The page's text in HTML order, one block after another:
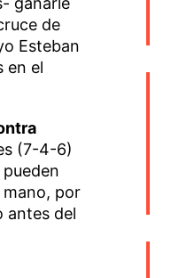
de
Esteban
en el
(7-4-6)
por
antes del